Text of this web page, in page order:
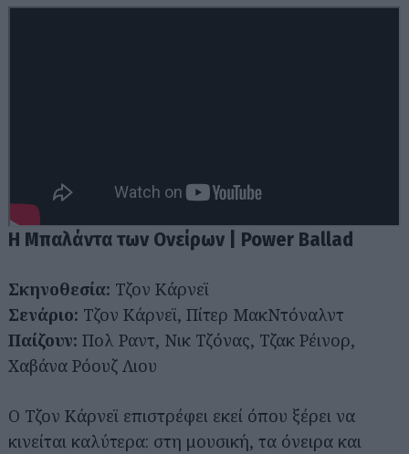
Η Μπαλάντα των Ονείρων | Power Ballad
Σκηνοθεσία: Τζον Κάρνεϊ
Σενάριο: Τζον Κάρνεϊ, Πίτερ ΜακΝτόναλντ
Παίζουν: Πολ Ραντ, Νικ Τζόνας, Τζακ Ρέινορ,
Χαβάνα Ρόουζ Λιου
Ο Τζον Κάρνεϊ επιστρέφει εκεί όπου ξέρει να
κινείται καλύτερα: στη μουσική, τα όνειρα και